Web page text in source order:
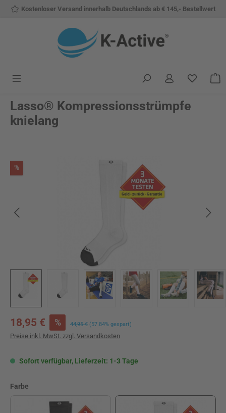
Zum Hauptinhalt springen
Kostenloser Versand innerhalb Deutschlands ab € 145,- Bestellwert
Du
Lasso® Kompressionsstrümpfe
knielang
Bildergalerie überspringen
%Rabatt
Verkaufspreis:
18,95 € % Regulärer Preis:
44,95 € (57.84% gespart)
Preise inkl. MwSt. zzgl. Versandkosten
Sofort verfügbar, Lieferzeit: 1-3 Tage
Farbe